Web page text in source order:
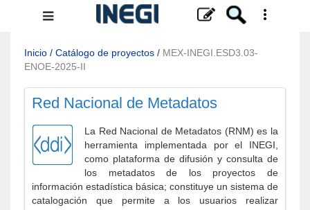
Menú
navegación
Inicio / Catálogo de proyectos / MEX-INEGI.ESD3.03-
ENOE-2025-II
Red Nacional de Metadatos
La Red Nacional de Metadatos (RNM) es la
herramienta implementada por el INEGI,
como plataforma de difusión y consulta de
los metadatos de los proyectos de
información estadística básica; constituye un sistema de
catalogación que permite a los usuarios realizar